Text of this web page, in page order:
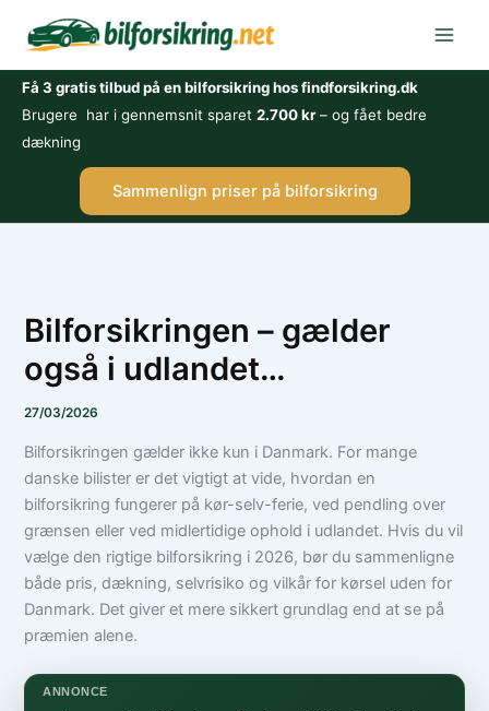
Få 3 gratis tilbud på en bilforsikring hos findforsikring.dk
Brugere har i gennemsnit sparet 2.700 kr– og fået bedre
dækning
Sammenlign priser på bilforsikring
Bilforsikringen – gælder
også i udlandet…
27/03/2026
Bilforsikringen gælder ikke kun i Danmark. For mange
danske bilister er det vigtigt at vide, hvordan en
bilforsikring fungerer på kør-selv-ferie, ved pendling over
grænsen eller ved midlertidige ophold i udlandet. Hvis du vil
vælge den rigtige bilforsikring i 2026, bør du sammenligne
både pris, dækning, selvrisiko og vilkår for kørsel uden for
Danmark. Det giver et mere sikkert grundlag end at se på
præmien alene.
ANNONCE